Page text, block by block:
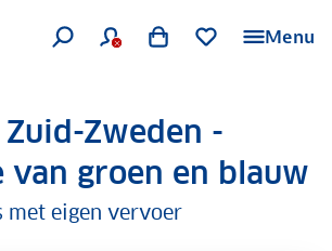
Menu
Zweden -
van groen en blauw
met eigen vervoer